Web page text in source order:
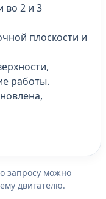
во 2 и 3
плоскости и
работы.
запросу можно
двигателю.